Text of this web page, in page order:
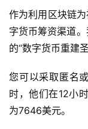
作为利用区块链
字货币筹资渠道
的“数字货币重建
您可以采取匿名
时，他们在12小
为7646美元。